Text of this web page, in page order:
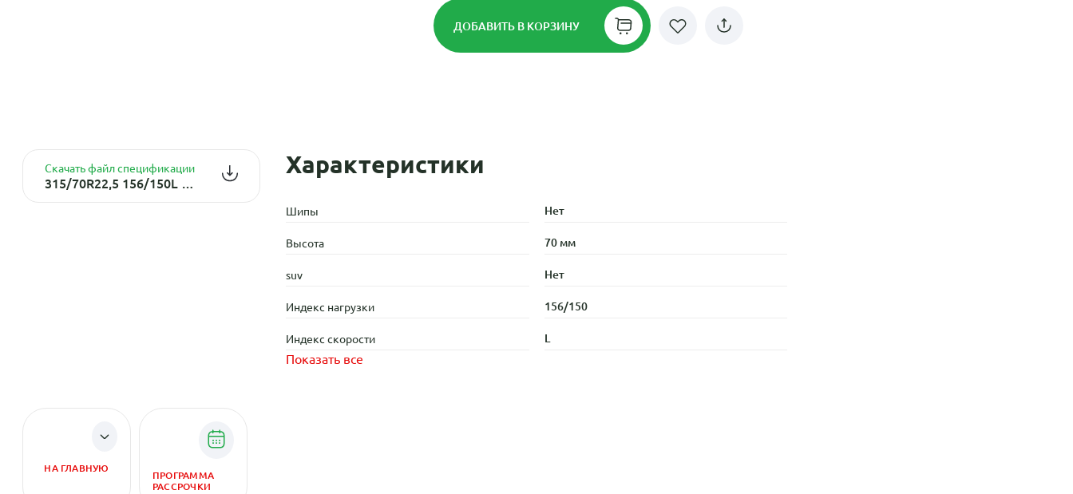
ДОБАВИТЬ В КОРЗИНУ
Скачать файл спецификации
315/70R22,5 156/150L BDL65 TL 18PR
Характеристики
Шипы Нет
Высота 70 мм
suv Нет
Индекс нагрузки 156/150
Индекс скорости L
Показать все
НА ГЛАВНУЮ
ПРОГРАММА
РАССРОЧКИ